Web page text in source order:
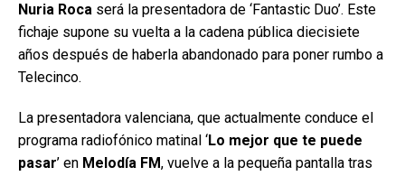
Nuria Roca será la presentadora de ‘Fantastic Duo’. Este
fichaje supone su vuelta a la cadena pública diecisiete
años después de haberla abandonado para poner rumbo a
Telecinco.
La presentadora valenciana, que actualmente conduce el
programa radiofónico matinal ‘Lo mejor que te puede
pasar’ en Melodía FM, vuelve a la pequeña pantalla tras